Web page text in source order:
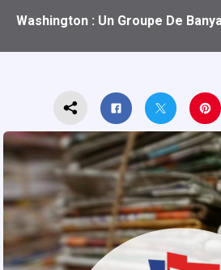
Washington : Un Groupe De